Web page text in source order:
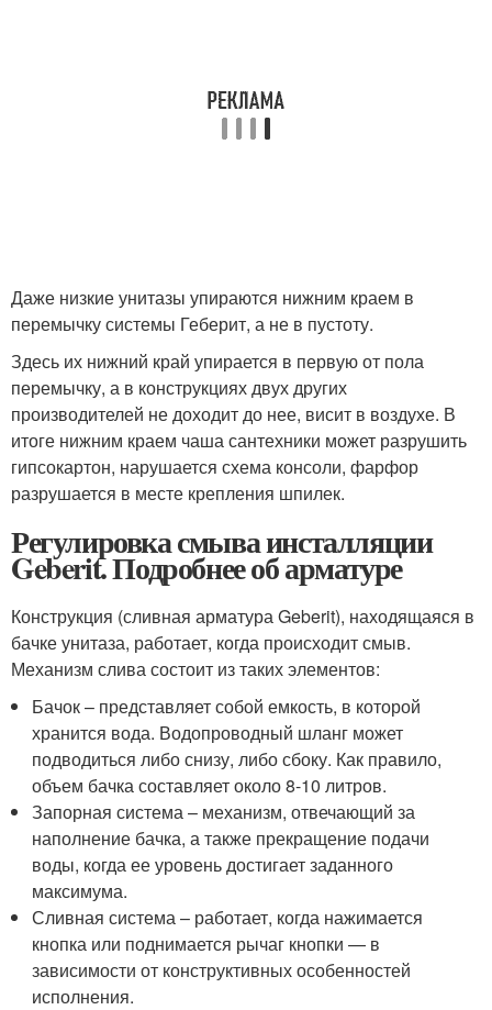
Даже низкие унитазы упираются нижним краем в
перемычку системы Геберит, а не в пустоту.
Здесь их нижний край упирается в первую от пола
перемычку, а в конструкциях двух других
производителей не доходит до нее, висит в воздухе. В
итоге нижним краем чаша сантехники может разрушить
гипсокартон, нарушается схема консоли, фарфор
разрушается в месте крепления шпилек.
Регулировка смыва инсталляции
Geberit. Подробнее об арматуре
Конструкция (сливная арматура Geberit), находящаяся в
бачке унитаза, работает, когда происходит смыв.
Механизм слива состоит из таких элементов:
Бачок – представляет собой емкость, в которой
хранится вода. Водопроводный шланг может
подводиться либо снизу, либо сбоку. Как правило,
объем бачка составляет около 8-10 литров.
Запорная система – механизм, отвечающий за
наполнение бачка, а также прекращение подачи
воды, когда ее уровень достигает заданного
максимума.
Сливная система – работает, когда нажимается
кнопка или поднимается рычаг кнопки — в
зависимости от конструктивных особенностей
исполнения.